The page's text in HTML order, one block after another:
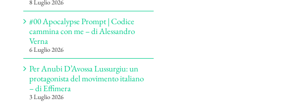
8 Luglio 2026
#00 Apocalypse Prompt | Codice
cammina con me – di Alessandro
Verna
6 Luglio 2026
Per Anubi D’Avossa Lussurgiu: un
protagonista del movimento italiano
– di Effimera
3 Luglio 2026